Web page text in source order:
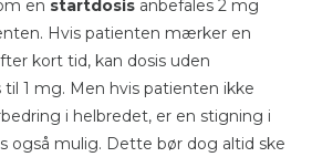
en startdosis anbefales 2 mg
Hvis patienten mærker en
kort tid, kan dosis uden
1 mg. Men hvis patienten ikke
i helbredet, er en stigning i
også mulig. Dette bør dog altid ske